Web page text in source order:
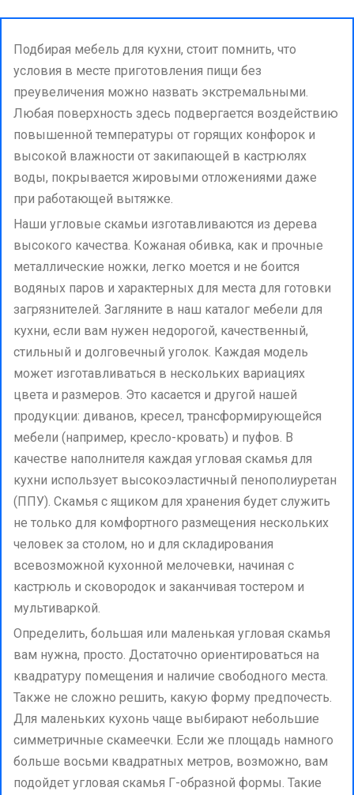
Подбирая мебель для кухни, стоит помнить, что
условия в месте приготовления пищи без
преувеличения можно назвать экстремальными.
Любая поверхность здесь подвергается воздействию
повышенной температуры от горящих конфорок и
высокой влажности от закипающей в кастрюлях
воды, покрывается жировыми отложениями даже
при работающей вытяжке.
Наши угловые скамьи изготавливаются из дерева
высокого качества. Кожаная обивка, как и прочные
металлические ножки, легко моется и не боится
водяных паров и характерных для места для готовки
загрязнителей. Загляните в наш каталог мебели для
кухни, если вам нужен недорогой, качественный,
стильный и долговечный уголок. Каждая модель
может изготавливаться в нескольких вариациях
цвета и размеров. Это касается и другой нашей
продукции: диванов, кресел, трансформирующейся
мебели (например, кресло-кровать) и пуфов. В
качестве наполнителя каждая угловая скамья для
кухни использует высокоэластичный пенополиуретан
(ППУ). Скамья с ящиком для хранения будет служить
не только для комфортного размещения нескольких
человек за столом, но и для складирования
всевозможной кухонной мелочевки, начиная с
кастрюль и сковородок и заканчивая тостером и
мультиваркой.
Определить, большая или маленькая угловая скамья
вам нужна, просто. Достаточно ориентироваться на
квадратуру помещения и наличие свободного места.
Также не сложно решить, какую форму предпочесть.
Для маленьких кухонь чаще выбирают небольшие
симметричные скамеечки. Если же площадь намного
больше восьми квадратных метров, возможно, вам
подойдет угловая скамья Г-образной формы. Такие